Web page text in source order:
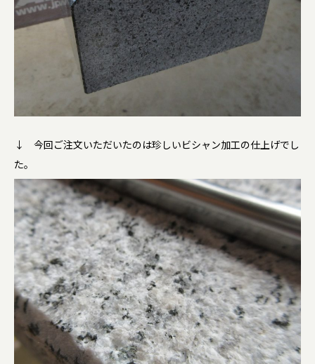
↓ 今回ご注文いただいたのは珍しいビシャン加工の仕上げでし
た。